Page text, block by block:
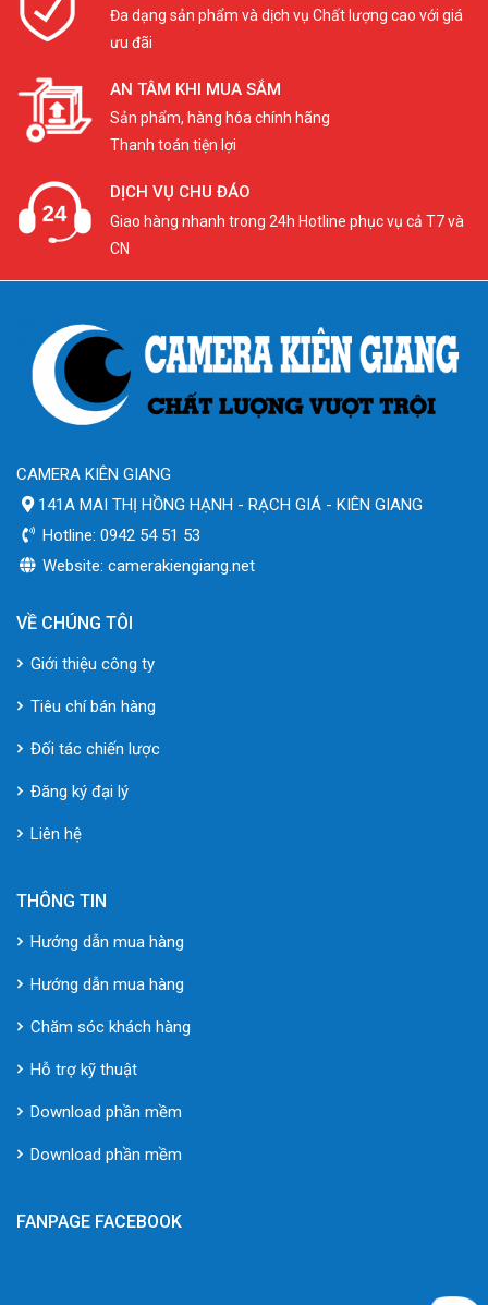
Đa dạng sản phẩm và dịch vụ Chất lượng cao với giá
ưu đãi
AN TÂM KHI MUA SẮM
Sản phẩm, hàng hóa chính hãng
Thanh toán tiện lợi
DỊCH VỤ CHU ĐÁO
Giao hàng nhanh trong 24h Hotline phục vụ cả T7 và
CN
CAMERA KIÊN GIANG
141A MAI THỊ HỒNG HẠNH - RẠCH GIÁ - KIÊN GIANG
Hotline: 0942 54 51 53
Website: camerakiengiang.net
VỀ CHÚNG TÔI
Giới thiệu công ty
Tiêu chí bán hàng
Đối tác chiến lược
Đăng ký đại lý
Liên hệ
THÔNG TIN
Hướng dẫn mua hàng
Hướng dẫn mua hàng
Chăm sóc khách hàng
Hỗ trợ kỹ thuật
Download phần mềm
Download phần mềm
FANPAGE FACEBOOK